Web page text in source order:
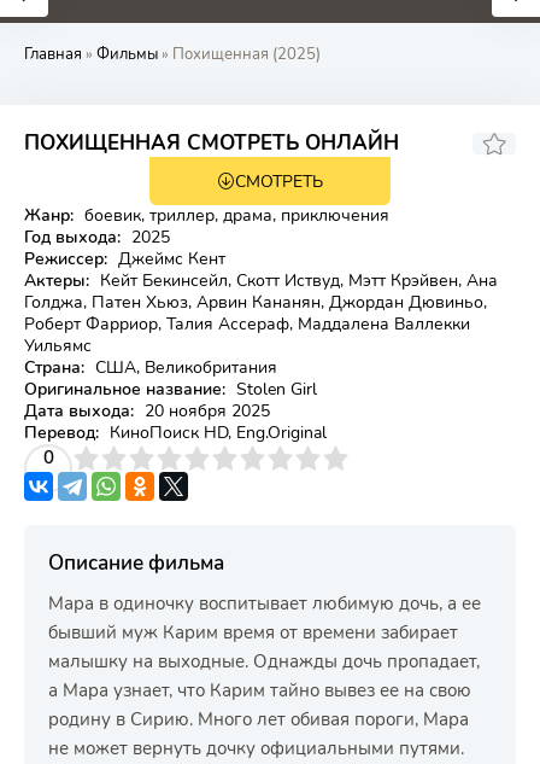
Главная » Фильмы» Похищенная (2025)
ПОХИЩЕННАЯ СМОТРЕТЬ ОНЛАЙН
7.0 5.4
СМОТРЕТЬ
Жанр: боевик, триллер, драма, приключения
Год выхода: 2025
Режиссер: Джеймс Кент
Актеры: Кейт Бекинсейл, Скотт Иствуд, Мэтт Крэйвен, Ана
Голджа, Патен Хьюз, Арвин Кананян, Джордан Дювиньо,
Роберт Фарриор, Талия Ассераф, Маддалена Валлекки
Уильямс
Страна: США, Великобритания
Оригинальное название: Stolen Girl
Дата выхода: 20 ноября 2025
Перевод: КиноПоиск HD, Eng.Original
0
4 5 6 7 8 9 10
Описание фильма
Мара в одиночку воспитывает любимую дочь, а ее
бывший муж Карим время от времени забирает
малышку на выходные. Однажды дочь пропадает,
а Мара узнает, что Карим тайно вывез ее на свою
родину в Сирию. Много лет обивая пороги, Мара
не может вернуть дочку официальными путями.